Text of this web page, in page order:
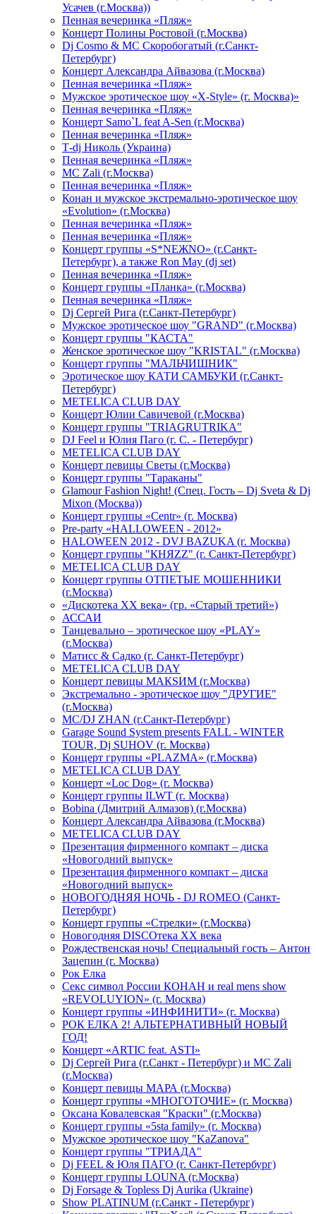
Усачев (г.Москва))
Пенная вечеринка «Пляж»
Концерт Полины Ростовой (г.Москва)
Dj Cosmo & МС Скоробогатый (г.Санкт-
Петербург)
Концерт Александра Айвазова (г.Москва)
Пенная вечеринка «Пляж»
Мужское эротическое шоу «X-Style» (г. Москва)»
Пенная вечеринка «Пляж»
Концерт Samo`L feat A-Sen (г.Москва)
Пенная вечеринка «Пляж»
Т-dj Николь (Украина)
Пенная вечеринка «Пляж»
МС Zali (г.Москва)
Пенная вечеринка «Пляж»
Конан и мужское экстремально-эротическое шоу
«Evolution» (г.Москва)
Пенная вечеринка «Пляж»
Пенная вечеринка «Пляж»
Концерт группы «S*NEЖNO» (г.Санкт-
Петербург), а также Ron May (dj set)
Пенная вечеринка «Пляж»
Концерт группы «Планка» (г.Москва)
Пенная вечеринка «Пляж»
Dj Сергей Рига (г.Санкт-Петербург)
Мужское эротическое шоу "GRAND" (г.Москва)
Концерт группы "КАСТА"
Женское эротическое шоу "KRISTAL" (г.Москва)
Концерт группы "МАЛЬЧИШНИК"
Эротическое шоу КАТИ САМБУКИ (г.Санкт-
Петербург)
METELICA CLUB DAY
Концерт Юлии Савичевой (г.Москва)
Концерт группы "TRIAGRUTRIKA"
DJ Feel и Юлия Паго (г. С. - Петербург)
METELICA CLUB DAY
Концерт певицы Светы (г.Москва)
Концерт группы "Тараканы"
Glamour Fashion Night! (Спец. Гость – Dj Sveta & Dj
Mixon (Москва))
Концерт группы «Centr» (г. Москва)
Pre-party «HALLOWEEN - 2012»
HALOWEEN 2012 - DVJ BAZUKA (г. Москва)
Концерт группы "КНЯZZ" (г. Санкт-Петербург)
METELICA CLUB DAY
Концерт группы ОТПЕТЫЕ МОШЕННИКИ
(г.Москва)
«Дискотека ХХ века» (гр. «Старый третий»)
АССАИ
Танцевально – эротическое шоу «PLAY»
(г.Москва)
Матисс & Садко (г. Санкт-Петербург)
METELICA CLUB DAY
Концерт певицы МАКSИМ (г.Москва)
Экстремально - эротическое шоу "ДРУГИЕ"
(г.Москва)
МС/DJ ZHAN (г.Санкт-Петербург)
Garage Sound System presents FALL - WINTER
TOUR, Dj SUHOV (г. Москва)
Концерт группы «PLAZMA» (г.Москва)
METELICA CLUB DAY
Концерт «Loc Dog» (г. Москва)
Концерт группы ILWT (г. Москва)
Bobina (Дмитрий Алмазов) (г.Москва)
Концерт Александра Айвазова (г.Москва)
METELICA CLUB DAY
Презентация фирменного компакт – диска
«Новогодний выпуск»
Презентация фирменного компакт – диска
«Новогодний выпуск»
НОВОГОДНЯЯ НОЧЬ - DJ ROMEO (Санкт-
Петербург)
Концерт группы «Стрелки» (г.Москва)
Новогодняя DISCOтека ХХ века
Рождественская ночь! Специальный гость – Антон
Зацепин (г. Москва)
Рок Елка
Секс символ России КОНАН и real mens show
«REVOLUYION» (г. Москва)
Концерт группы «ИНФИНИТИ» (г. Москва)
РОК ЕЛКА 2! АЛЬТЕРНАТИВНЫЙ НОВЫЙ
ГОД!
Концерт «ARTIC feat. ASTI»
Dj Сергей Рига (г.Санкт - Петербург) и MC Zali
(г.Москва)
Концерт певицы МАРА (г.Москва)
Концерт группы «МНОГОТОЧИЕ» (г. Москва)
Оксана Ковалевская "Краски" (г.Москва)
Концерт группы «5sta family» (г. Москва)
Мужское эротическое шоу "KaZanova"
Концерт группы "ТРИАДА"
Dj FEEL & Юля ПАГО (г. Санкт-Петербург)
Концерт группы LOUNA (г.Москва)
Dj Forsage & Topless Dj Aurika (Ukraine)
Show PLATINUM (г.Санкт - Петербург)